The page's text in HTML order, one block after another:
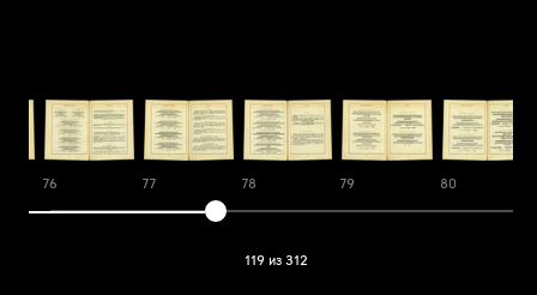
76 77 78 79 80
119 из 312